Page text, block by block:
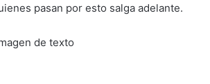
pasan por esto salga adelante.